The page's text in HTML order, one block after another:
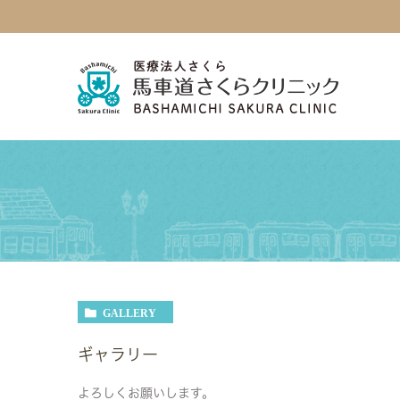
GALLERY
ギャラリー
よろしくお願いします。